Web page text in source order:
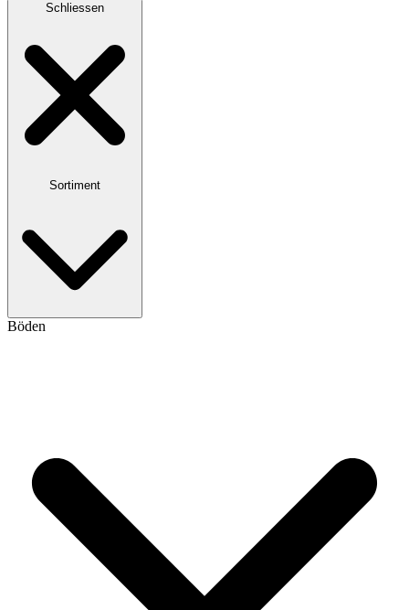
Schliessen
Sortiment
Böden